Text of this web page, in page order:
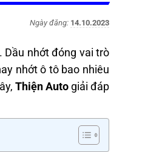
Ngày đăng: 14.10.2023
Dầu nhớt đóng vai trò
nhớt ô tô bao nhiêu
Thiện Autogiải đáp